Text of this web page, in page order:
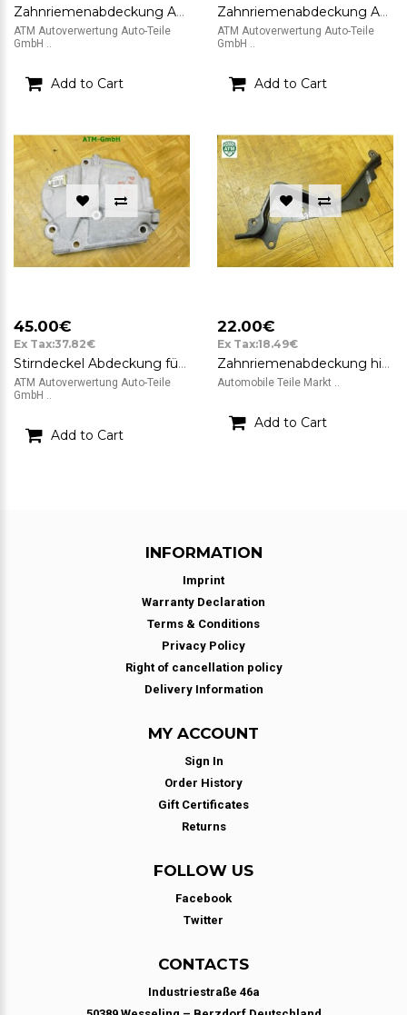
Zahnriemenabdeckung Abdeckung VW Passat 3B B5 06A109108B
ATM Autoverwertung Auto-Teile
GmbH ..
Add to Cart
Zahnriemenabdeckung Abdeckung VW Passat 3B B5 06A109108B
ATM Autoverwertung Auto-Teile
GmbH ..
Add to Cart
45.00€
Ex Tax:37.82€
Stirndeckel Abdeckung für Zahnriemen Renault Clio 3 III 8200294625
ATM Autoverwertung Auto-Teile
GmbH ..
Add to Cart
22.00€
Ex Tax:18.49€
Zahnriemenabdeckung hinten Zahnriemen Abdeckung Ford Fiesta 5 V 4M5G6M016AA
Automobile Teile Markt ..
Add to Cart
INFORMATION
Imprint
Warranty Declaration
Terms & Conditions
Privacy Policy
Right of cancellation policy
Delivery Information
MY ACCOUNT
Sign In
Order History
Gift Certificates
Returns
FOLLOW US
Facebook
Twitter
CONTACTS
Industriestraße 46a